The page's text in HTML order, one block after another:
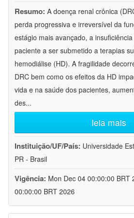
Resumo: A doença renal crônica
perda progressiva e irreversível da
estágio mais avançado, a
paciente a ser submetido a terapias
hemodiálise (HD). A fragilidade
DRC bem como os efeitos da HD
vida e na saúde dos pacientes,
des...
leia mais
Instituição/UF/País: Universidade
PR - Brasil
Vigência: Mon Dec 04 00:00:00 BRT
00:00:00 BRT 2026